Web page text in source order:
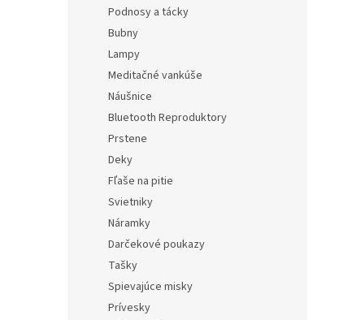
Podnosy a tácky
Bubny
Lampy
Meditačné vankúše
Náušnice
Bluetooth Reproduktory
Prstene
Deky
Fľaše na pitie
Svietniky
Náramky
Darčekové poukazy
Tašky
Spievajúce misky
Prívesky